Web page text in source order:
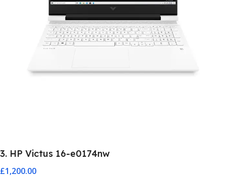
3. HP Victus 16-e0174nw
£1,200.00